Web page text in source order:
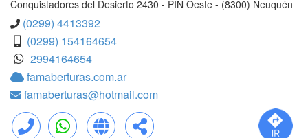
Radios
Conquistadores del Desierto 2430 - PIN Oeste - (8300) Neuquén
(0299) 4413392
(0299) 154164654
2994164654
famaberturas.com.ar
famaberturas@hotmail.com